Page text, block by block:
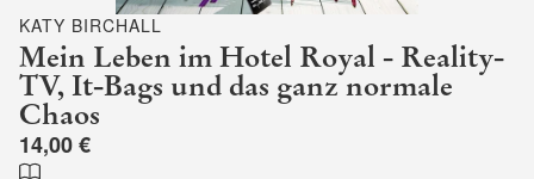
KATY BIRCHALL
Mein Leben im Hotel Royal - Reality-
TV, It-Bags und das ganz normale
Chaos
14,00 €